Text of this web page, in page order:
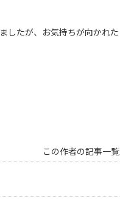
したが、お気持ちが向かれた
この作者の記事一覧